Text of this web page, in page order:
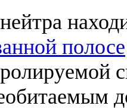
полосе